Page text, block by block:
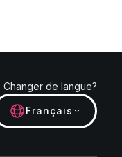
Changer de langue?
Français